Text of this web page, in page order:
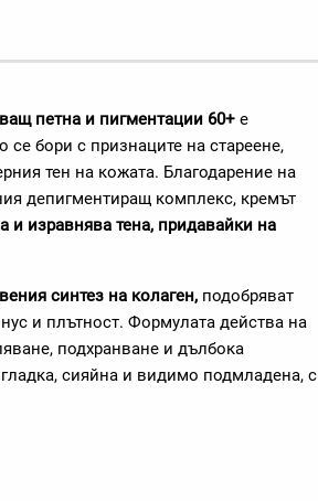
петна и пигментации 60+ е
бори с признаците на стареене,
тен на кожата. Благодарение на
депигментиращ комплекс, кремът
и изравнява тена, придавайки на
синтез на колаген, подобряват
и плътност. Формулата действа на
подхранване и дълбока
сияйна и видимо подмладена, с